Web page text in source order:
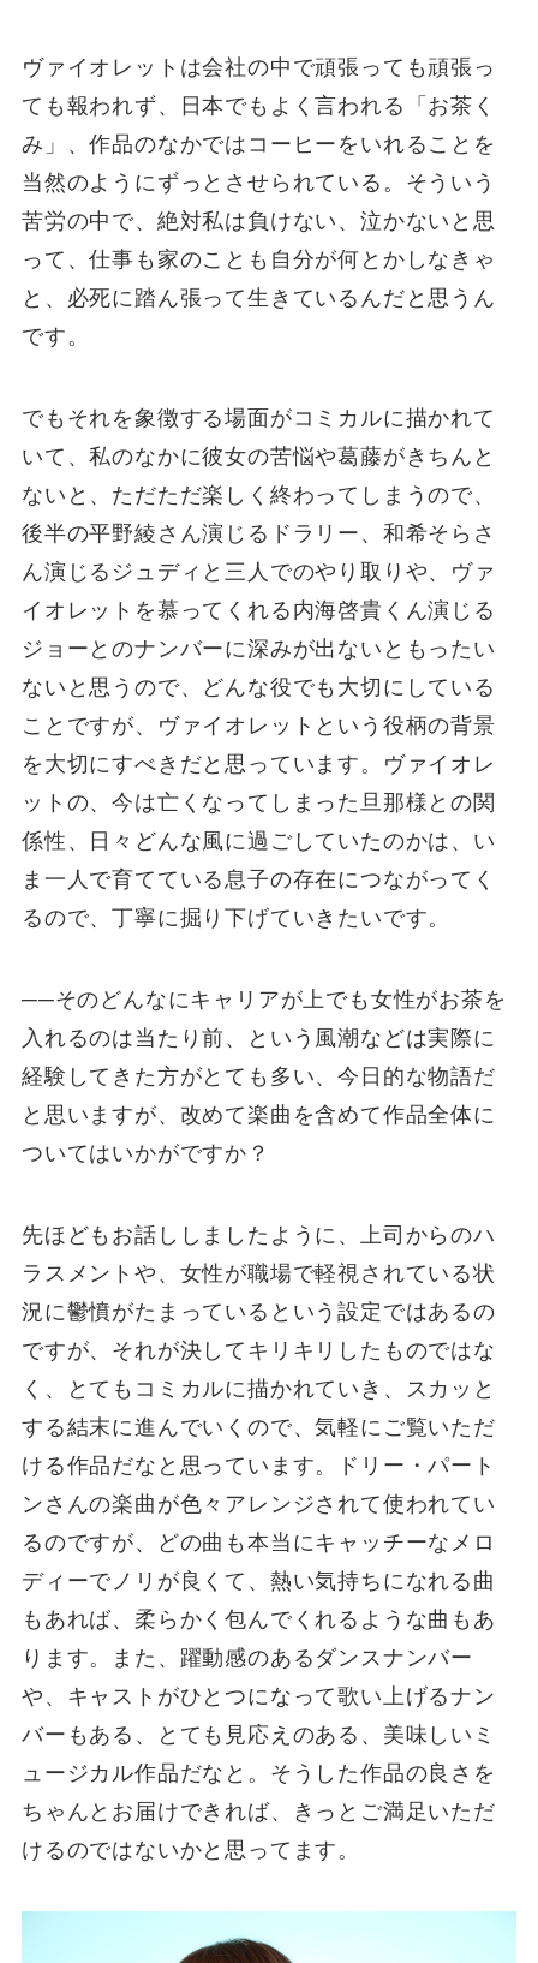
ヴァイオレットは会社の中で頑張っても頑張っ
ても報われず、日本でもよく言われる「お茶く
み」、作品のなかではコーヒーをいれることを
当然のようにずっとさせられている。そういう
苦労の中で、絶対私は負けない、泣かないと思
って、仕事も家のことも自分が何とかしなきゃ
と、必死に踏ん張って生きているんだと思うん
です。
でもそれを象徴する場面がコミカルに描かれて
いて、私のなかに彼女の苦悩や葛藤がきちんと
ないと、ただただ楽しく終わってしまうので、
後半の平野綾さん演じるドラリー、和希そらさ
ん演じるジュディと三人でのやり取りや、ヴァ
イオレットを慕ってくれる内海啓貴くん演じる
ジョーとのナンバーに深みが出ないともったい
ないと思うので、どんな役でも大切にしている
ことですが、ヴァイオレットという役柄の背景
を大切にすべきだと思っています。ヴァイオレ
ットの、今は亡くなってしまった旦那様との関
係性、日々どんな風に過ごしていたのかは、い
ま一人で育てている息子の存在につながってく
るので、丁寧に掘り下げていきたいです。
──そのどんなにキャリアが上でも女性がお茶を
入れるのは当たり前、という風潮などは実際に
経験してきた方がとても多い、今日的な物語だ
と思いますが、改めて楽曲を含めて作品全体に
ついてはいかがですか？
先ほどもお話ししましたように、上司からのハ
ラスメントや、女性が職場で軽視されている状
況に鬱憤がたまっているという設定ではあるの
ですが、それが決してキリキリしたものではな
く、とてもコミカルに描かれていき、スカッと
する結末に進んでいくので、気軽にご覧いただ
ける作品だなと思っています。ドリー・パート
ンさんの楽曲が色々アレンジされて使われてい
るのですが、どの曲も本当にキャッチーなメロ
ディーでノリが良くて、熱い気持ちになれる曲
もあれば、柔らかく包んでくれるような曲もあ
ります。また、躍動感のあるダンスナンバー
や、キャストがひとつになって歌い上げるナン
バーもある、とても見応えのある、美味しいミ
ュージカル作品だなと。そうした作品の良さを
ちゃんとお届けできれば、きっとご満足いただ
けるのではないかと思ってます。